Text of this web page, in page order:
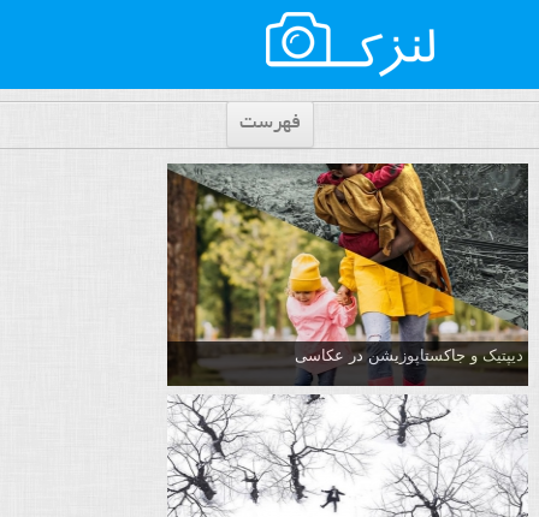
فهرست
دیپتیک و جاکستا‌پوزیشن در عکاسی